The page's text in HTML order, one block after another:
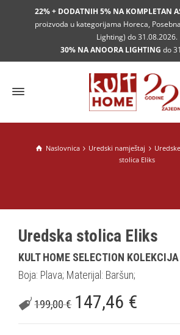
22% + DODATNIH 5% NA KOMPLETAN
proizvoda u kategorijama Horeca,
Lighting) do 31.08.2026.
30% NA ANOORA LIGHTING do
Naslovnica Uredski namještaj
stolica Eliks
Uredska stolica Eliks
KULT HOME SELECTION KOLEKCIJA
Boja: Plava; Materijal: Baršun;
199,00€ 147,46 €